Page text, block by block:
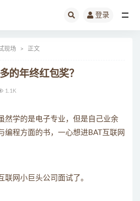
登录
现场 正文
的年终红包奖？
1.1K
然学的是电子专业，但是自己业余
编程方面的书，一心想进BAT互联网
联网小巨头公司面试了。